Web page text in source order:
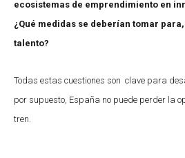
ecosistemas de emprendimiento en
¿Qué medidas se deberían tomar
talento?
Todas estas cuestiones son clave para
por supuesto, España no puede perder la
tren.